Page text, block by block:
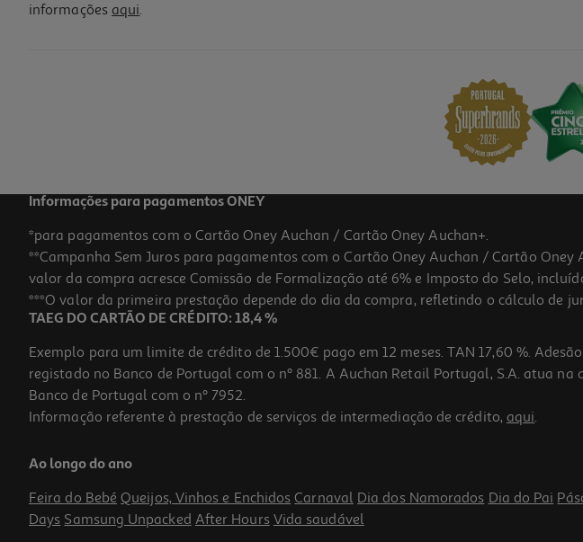
-20%
30.8 €/un
Price reduced from
38,50 € to
30,80 €
Promoção
informações aqui.
Informações para pagamentos ONEY
*para pagamentos com o Cartão Oney Auchan / Cartão Oney Auchan+.
**Campanha Sem Juros para pagamentos com o Cartão Oney Auchan / Cartão
valor da compra acresce Comissão de Formalização até 6% e Imposto do Selo,
***O valor da primeira prestação depende do dia da compra, refletindo o cálculo de
TAEG DO CARTÃO DE CRÉDITO: 18,4 %
Exemplo para um limite de crédito de 1.500€ pago em 12 meses. TAN 17,60 %.
registado no Banco de Portugal com o nº 881. A Auchan Retail Portugal, S.A. atua
Banco de Portugal com o nº 7952.
Informação referente à prestação de serviços de intermediação de crédito, aqui.
Ao longo do ano
Feira do Bebé Queijos, Vinhos e Enchidos Carnaval Dia dos Namorados Dia do Pai
Days Samsung Unpacked After Hours Vida saudável